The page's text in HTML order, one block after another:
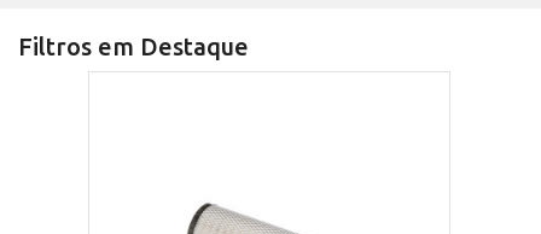
Filtros em Destaque